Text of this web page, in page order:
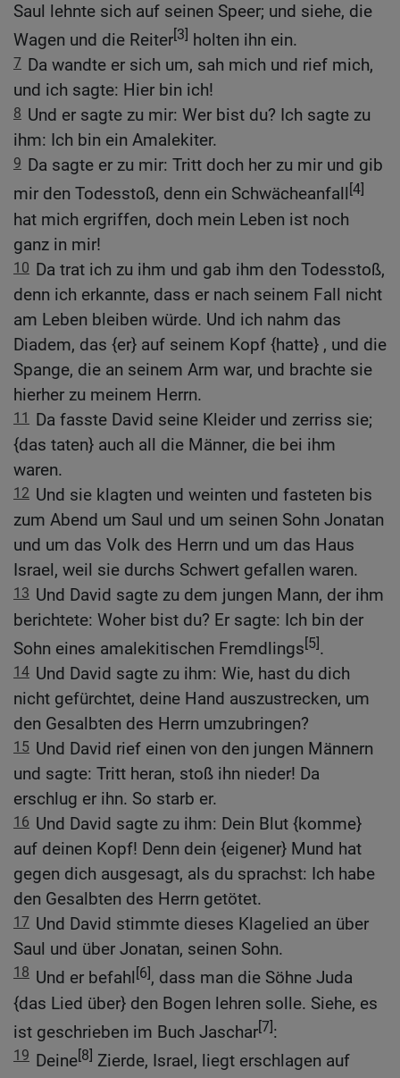
Saul lehnte sich auf seinen Speer; und siehe, die
Wagen und die Reiter[3] holten ihn ein.
7 Da wandte er sich um, sah mich und rief mich,
und ich sagte: Hier bin ich!
8 Und er sagte zu mir: Wer bist du? Ich sagte zu
ihm: Ich bin ein Amalekiter.
9 Da sagte er zu mir: Tritt doch her zu mir und gib
mir den Todesstoß, denn ein Schwächeanfall [4]
hat mich ergriffen, doch mein Leben ist noch
ganz in mir!
10 Da trat ich zu ihm und gab ihm den Todesstoß,
denn ich erkannte, dass er nach seinem Fall nicht
am Leben bleiben würde. Und ich nahm das
Diadem, das {er} auf seinem Kopf {hatte} , und die
Spange, die an seinem Arm war, und brachte sie
hierher zu meinem Herrn.
11 Da fasste David seine Kleider und zerriss sie;
{das taten} auch all die Männer, die bei ihm
waren.
12 Und sie klagten und weinten und fasteten bis
zum Abend um Saul und um seinen Sohn Jonatan
und um das Volk des Herrn und um das Haus
Israel, weil sie durchs Schwert gefallen waren.
13 Und David sagte zu dem jungen Mann, der ihm
berichtete: Woher bist du? Er sagte: Ich bin der
Sohn eines amalekitischen Fremdlings[5].
14 Und David sagte zu ihm: Wie, hast du dich
nicht gefürchtet, deine Hand auszustrecken, um
den Gesalbten des Herrn umzubringen?
15 Und David rief einen von den jungen Männern
und sagte: Tritt heran, stoß ihn nieder! Da
erschlug er ihn. So starb er.
16 Und David sagte zu ihm: Dein Blut {komme}
auf deinen Kopf! Denn dein {eigener} Mund hat
gegen dich ausgesagt, als du sprachst: Ich habe
den Gesalbten des Herrn getötet.
17 Und David stimmte dieses Klagelied an über
Saul und über Jonatan, seinen Sohn.
18 Und er befahl [6], dass man die Söhne Juda
{das Lied über} den Bogen lehren solle. Siehe, es
ist geschrieben im Buch Jaschar[7]:
19 Deine[8] Zierde, Israel, liegt erschlagen auf